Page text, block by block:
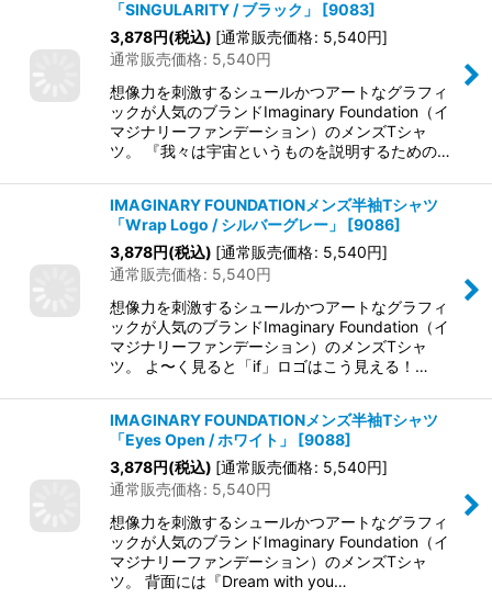
「SINGULARITY / ブラック」 [9083]
3,878円(税込) [通常販売価格: 5,540円]
通常販売価格: 5,540円
想像力を刺激するシュールかつアートなグラフィ
ックが人気のブランドImaginary Foundation（イ
マジナリーファンデーション）のメンズTシャ
ツ。 『我々は宇宙というものを説明するための…
IMAGINARY FOUNDATIONメンズ半袖Tシャツ
「Wrap Logo / シルバーグレー」
[9086]
3,878円(税込) [通常販売価格: 5,540円]
通常販売価格: 5,540円
想像力を刺激するシュールかつアートなグラフィ
ックが人気のブランドImaginary Foundation（イ
マジナリーファンデーション）のメンズTシャ
ツ。 よ〜く見ると「if」ロゴはこう見える！…
IMAGINARY FOUNDATIONメンズ半袖Tシャツ
「Eyes Open / ホワイト」
[9088]
3,878円(税込) [通常販売価格: 5,540円]
通常販売価格: 5,540円
想像力を刺激するシュールかつアートなグラフィ
ックが人気のブランドImaginary Foundation（イ
マジナリーファンデーション）のメンズTシャ
ツ。 背面には『Dream with you…